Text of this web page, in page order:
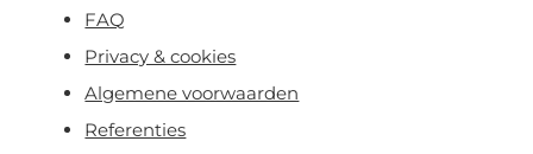
FAQ
Privacy & cookies
Algemene voorwaarden
Referenties